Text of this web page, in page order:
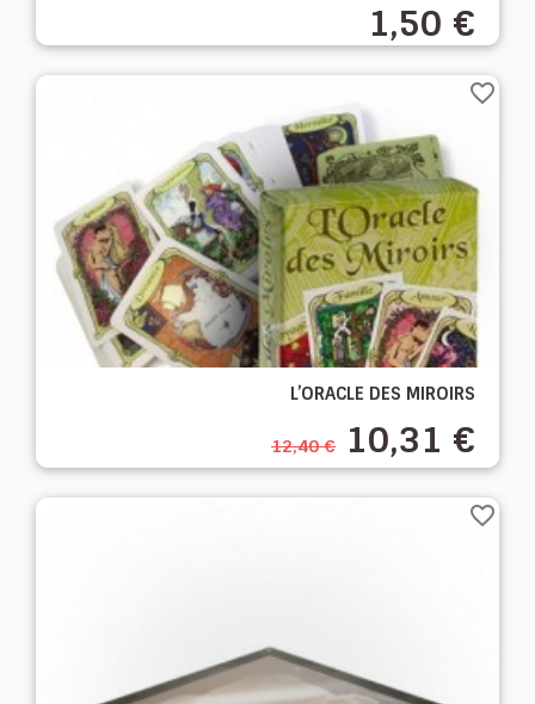
1,50 €
L’ORACLE DES MIROIRS
12,40 € 10,31 €
favorite_border
favorite_border